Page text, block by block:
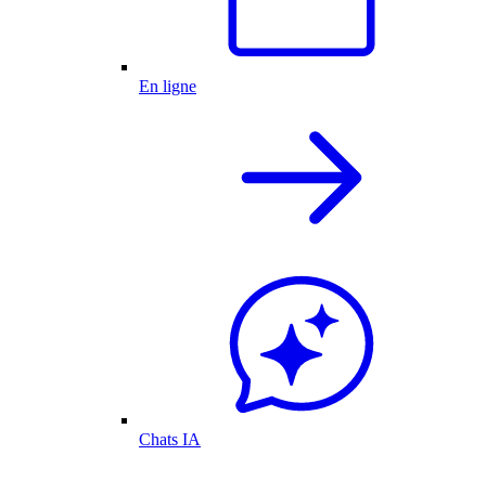
En ligne
Chats IA